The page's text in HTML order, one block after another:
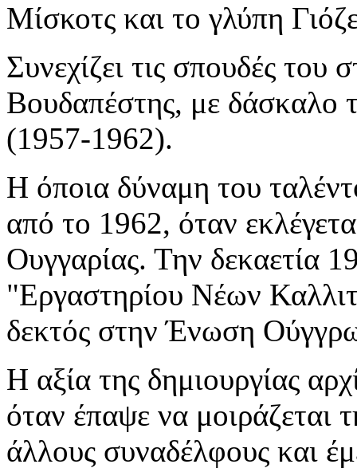
Μίσκοτς και το γλύπη
Συνεχίζει τις σπουδές
Βουδαπέστης, με δάσκαλο
(1957-1962).
Η όποια δύναμη του
από το 1962, όταν
Ουγγαρίας. Την δεκαετία
"Εργαστηρίου Νέων
δεκτός στην Ένωση
Η αξία της δημιουργίας
όταν έπαψε να μοιράζεται
άλλους συναδέλφους και